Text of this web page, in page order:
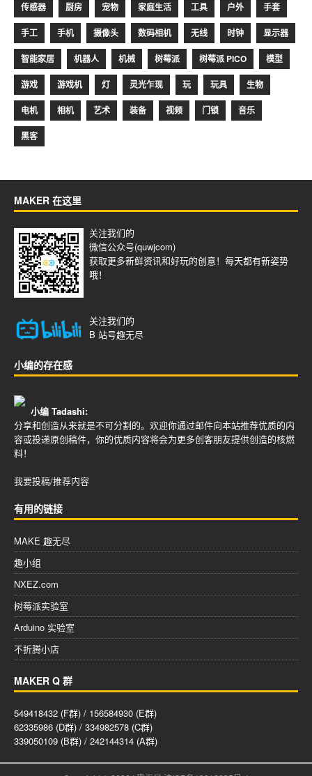
传感器 厨房 宠物 家庭生活 工具 户外 手套
手工 手机 摄像头 数码相机 无线 时钟 显示器
智能家居 机器人 机械 树莓派 树莓派 PICO 模型
游戏 游戏机 灯 灵光乍现 玩 玩具 生物
电机 相机 艺术 装备 视频 门锁 音乐
黑客
MAKER 在这里
关注我们的
微信公众号(quwjcom)
获取更多新鲜资讯和好玩的创意！每天都有新姿势
哦！
关注我们的
B 站号趣无尽
小编的存在感
小编 Tadashi:
分享和创造从来就是不可分割的。欢迎你通过邮件向本站推荐优质的内
容或投递原创稿件，你的优质内容将会为更多创客朋友提供创造的核燃
料！
我要投稿/推荐内容
有用的链接
MAKE 趣无尽
趣小组
NXEZ.com
树莓派实验室
Arduino 实验室
不折腾小店
MAKER Q 群
549418432 (F群) / 156584930 (E群)
62335986 (D群) / 334982578 (C群)
339050109 (B群) / 242144314 (A群)